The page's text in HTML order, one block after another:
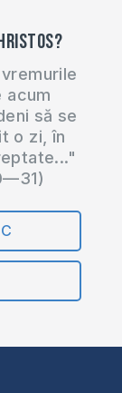
acum
să se
o zi, în